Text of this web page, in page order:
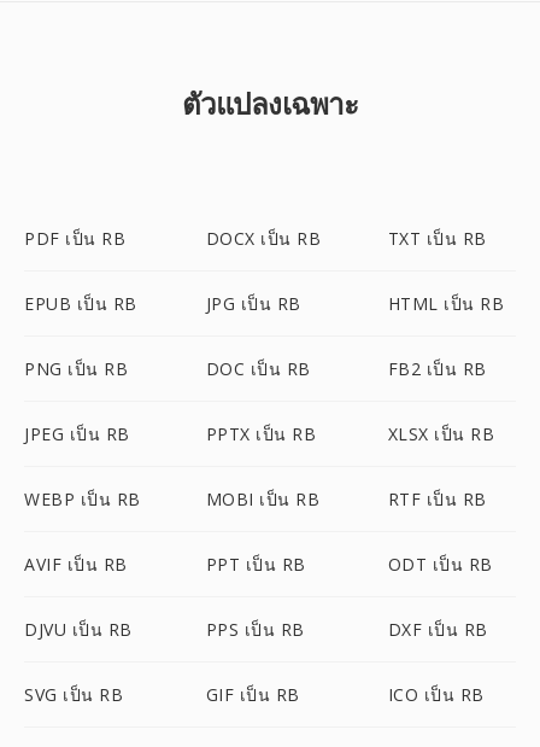
ตัวแปลงเฉพาะ
PDF เป็น RB DOCX เป็น RB TXT เป็น RB
EPUB เป็น RB JPG เป็น RB HTML เป็น RB
PNG เป็น RB DOC เป็น RB FB2 เป็น RB
JPEG เป็น RB PPTX เป็น RB XLSX เป็น RB
WEBP เป็น RB MOBI เป็น RB RTF เป็น RB
AVIF เป็น RB PPT เป็น RB ODT เป็น RB
DJVU เป็น RB PPS เป็น RB DXF เป็น RB
SVG เป็น RB GIF เป็น RB ICO เป็น RB